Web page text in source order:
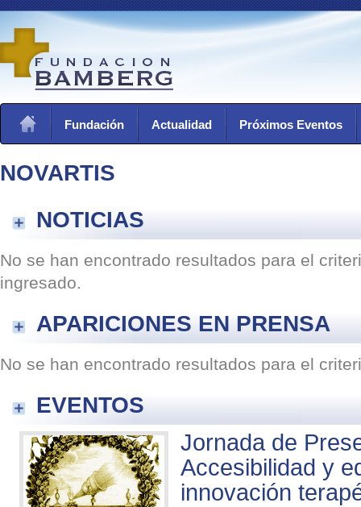
Fundación Actualidad Próximos Eventos
NOVARTIS
NOTICIAS
No se han encontrado resultados para el
ingresado.
APARICIONES EN PRENSA
No se han encontrado resultados para el
EVENTOS
Jornada de
Accesibilidad y
innovación